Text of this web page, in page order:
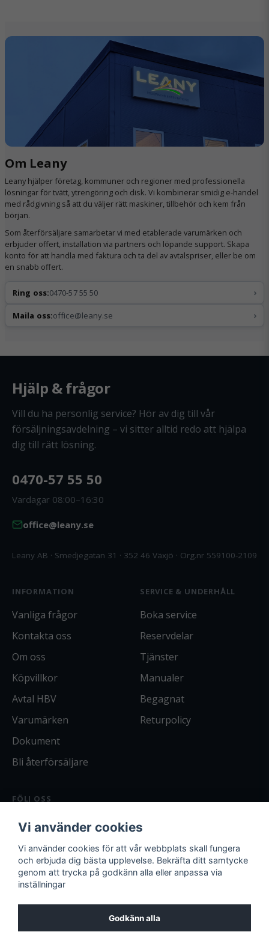
Om Leany
Leany hjälper företag, kommuner och regioner med professionella
lösningar för tvätt, ytrengöring och disk. Vi kombinerar smidig e-handel
med rådgivning så att du väljer rätt maskiner, tillbehör och kem från
början.
Som återförsäljare samarbetar vi med etablerade varumärken och
erbjuder offert, installation via partners och löpande support. Skapa
konto för att handla med faktura och ta del av avtalspriser, eller be om
en snabb offert.
Ring oss:0470-57 55 50 ›
Maila oss:office@leany.se ›
Hjälp & frågor
Vill du ha personlig service? Hör av dig till vår
försäljningsavdelning – vi sitter alltid redo att hjälpa
dig till rätt lösning.
0470-57 55 50
Vardagar 08:00–16:30
office@leany.se
Leany AB · Smedjegatan 31 · 352 46 Växjö · Org.nr 559100-2109
INFORMATION
Vanliga frågor
Kontakta oss
Om oss
Köpvillkor
Avtal HBV
Varumärken
Dokument
Bli återförsäljare
SERVICE & UNDERHÅLL
Boka service
Reservdelar
Tjänster
Manualer
Begagnat
Returpolicy
FÖLJ OSS
Facebook
Instagram
Bli kund
Logga in
Vi använder cookies
Vi använder cookies för att vår webbplats skall fungera
och erbjuda dig bästa upplevelse. Bekräfta ditt samtycke
genom att trycka på godkänn alla eller anpassa via
inställningar
Godkänn alla